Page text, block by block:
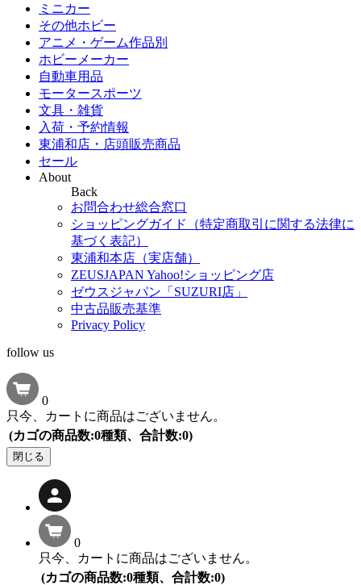
ミニカー
その他ホビー
アニメ・ゲーム作品別
ホビーメーカー
自動車用品
モータースポーツ
文具・雑貨
入荷・予約情報
東浦和店・店頭販売商品
セール
About
Back
お問合わせ総合窓口
ショッピングガイド（特定商取引に関する法律に
基づく表記）
東浦和本店（実店舗）
ZEUSJAPAN Yahoo!ショッピング店
ゼウスジャパン「SUZURI店」
中古品販売基準
Privacy Policy
follow us
0
只今、カートに商品はございません。
(カゴの商品数:0種類、合計数:0)
閉じる
0
只今、カートに商品はございません。
(カゴの商品数:0種類、合計数:0)